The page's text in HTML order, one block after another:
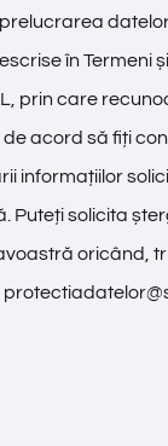
înTermeni
, prin care
de acord să fiți
informațiilor
Puteți solicita
oricând,